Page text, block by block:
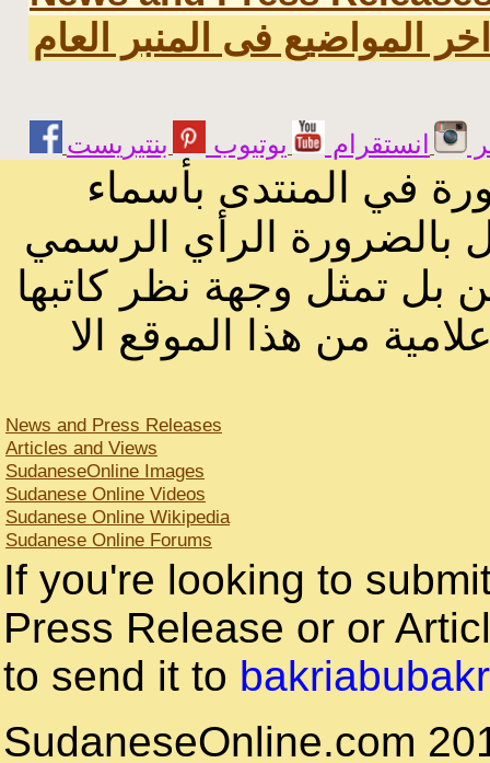
اخر المواضيع فى المنبر العام
انستقرام يوتيوب
في المنتدى بأسماء
بالضرورة الرأي الرسمي
بل تمثل وجهة نظر كاتبها
من هذا الموقع الا
News and Press Releases
Articles and Views
SudaneseOnline Images
Sudanese Online Videos
Sudanese Online Wikipedia
Sudanese Online Forums
If you're looking to
Press Release or or
to send it to